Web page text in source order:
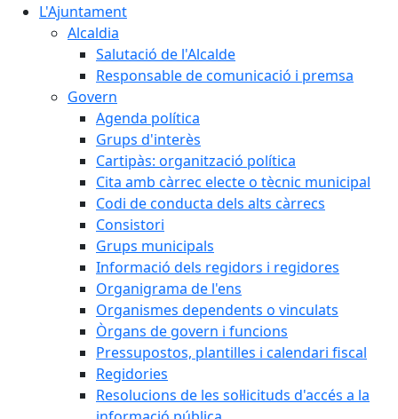
L'Ajuntament
Alcaldia
Salutació de l'Alcalde
Responsable de comunicació i premsa
Govern
Agenda política
Grups d'interès
Cartipàs: organització política
Cita amb càrrec electe o tècnic municipal
Codi de conducta dels alts càrrecs
Consistori
Grups municipals
Informació dels regidors i regidores
Organigrama de l'ens
Organismes dependents o vinculats
Òrgans de govern i funcions
Pressupostos, plantilles i calendari fiscal
Regidories
Resolucions de les sol·licituds d'accés a la